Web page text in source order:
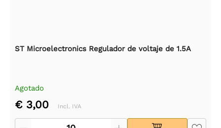
ST Microelectronics Regulador de voltaje de 1.5A
Agotado
€ 3,00 Incl. IVA